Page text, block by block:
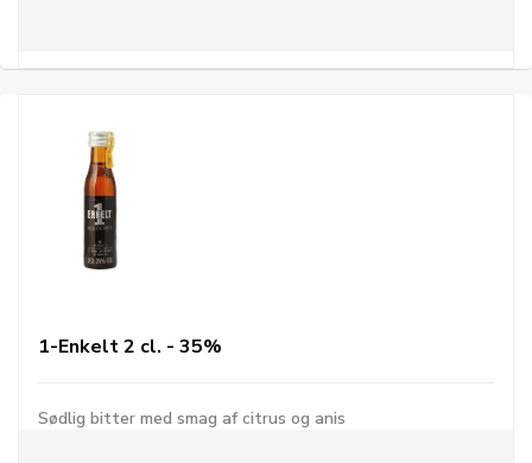
1-Enkelt 2 cl. - 35%
Sødlig bitter med smag af citrus og anis